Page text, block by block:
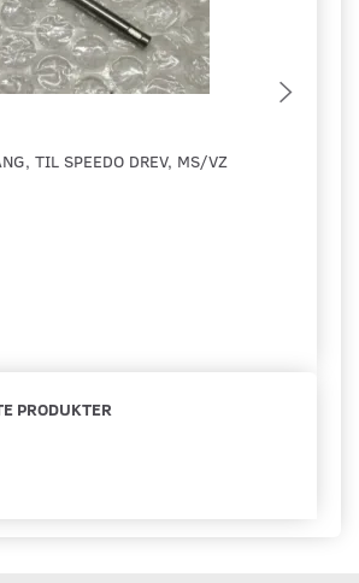
TIL SPEEDO DREV, MS/VZ
PRODUKTER